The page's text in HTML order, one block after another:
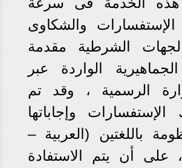
والشكاوى
الشرطية مقدمة
الواردة عبر
الرسمية ، وقد تم
الإستفسارات وإجاباتها
باللغتين (العربية –
على أن يتم الاستفادة